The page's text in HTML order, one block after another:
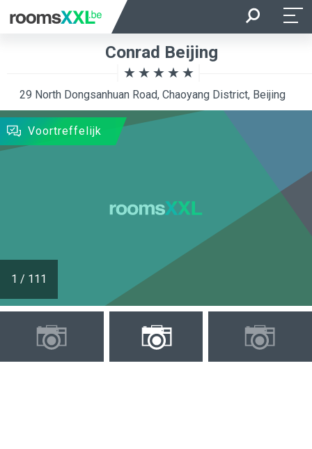
Ligging van de kamer Kamer
ZOEKEN
Conrad Beijing
29 North Dongsanhuan Road, Chaoyang District, Beijing
1 / 111
Voortreffelijk